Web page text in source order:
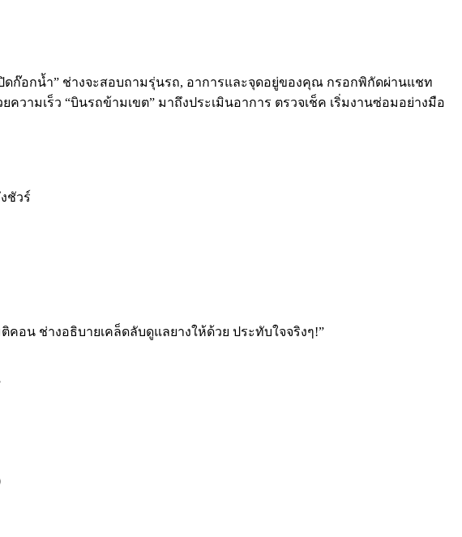
เปิดก๊อกน้ำ” ช่างจะสอบถามรุ่นรถ, อาการและจุดอยู่ของคุณ กรอกพิกัดผ่านแชท
วามเร็ว “บินรถข้ามเขต” มาถึงประเมินอาการ ตรวจเช็ค เริ่มงานซ่อมอย่างมือ
ชัวร์
อน ช่างอธิบายเคล็ดลับดูแลยางให้ด้วย ประทับใจจริงๆ!”